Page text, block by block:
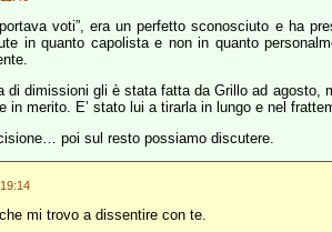
voti”, era un perfetto sconosciuto e ha
in quanto capolista e non in quanto
di dimissioni gli è stata fatta da Grillo ad
in merito. E’ stato lui a tirarla in lungo e nel
poi sul resto possiamo discutere.
mi trovo a dissentire con te.